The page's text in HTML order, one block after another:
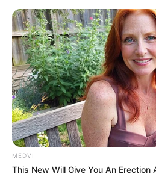
MEDVI
This New Will Give You An Erection